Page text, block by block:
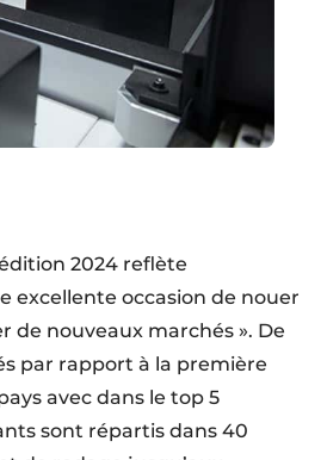
2024 reflète
excellente occasion de nouer
de nouveaux marchés ». De
par rapport à la première
avec dans le top 5
sont répartis dans 40